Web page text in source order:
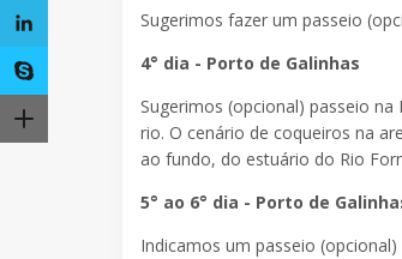
Sugerimos fazer um passeio
4° dia - Porto de Galinhas
Sugerimos (opcional) passeio
rio. O cenário de coqueiros na
ao fundo, do estuário do Rio
5° ao 6° dia - Porto de
Indicamos um passeio